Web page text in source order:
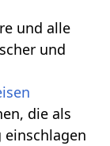
und alle
und
die als